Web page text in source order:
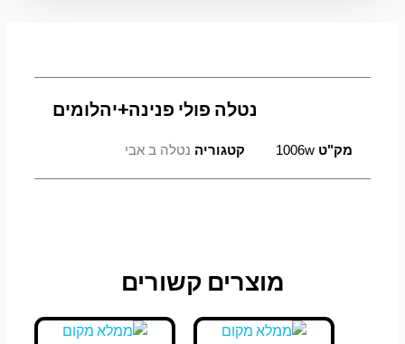
נטלה פולי פנינה+יהלומים
מק"ט1006w קטגוריה נטלה ב אבי
מוצרים קשורים